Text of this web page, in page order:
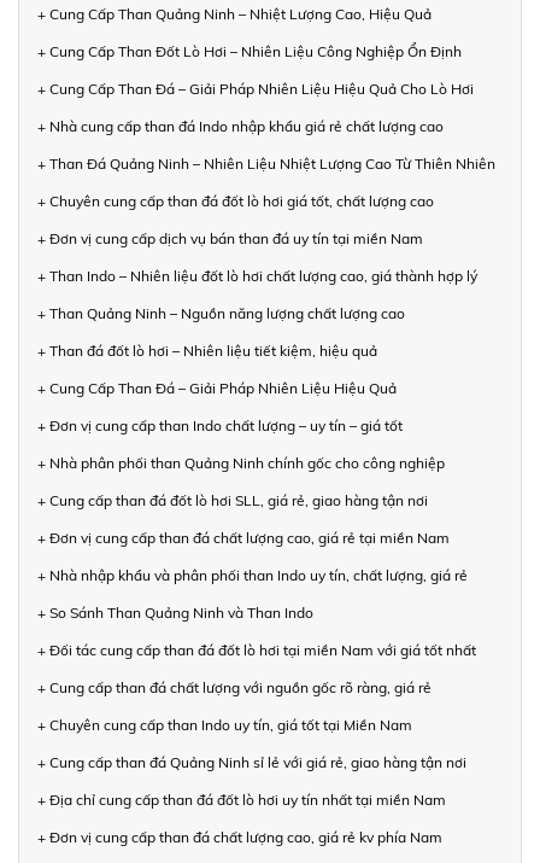
+ Cung Cấp Than Quảng Ninh – Nhiệt Lượng Cao, Hiệu Quả
+ Cung Cấp Than Đốt Lò Hơi – Nhiên Liệu Công Nghiệp Ổn Định
+ Cung Cấp Than Đá – Giải Pháp Nhiên Liệu Hiệu Quả Cho Lò Hơi
+ Nhà cung cấp than đá Indo nhập khẩu giá rẻ chất lượng cao
+ Than Đá Quảng Ninh – Nhiên Liệu Nhiệt Lượng Cao Từ Thiên Nhiên
+ Chuyên cung cấp than đá đốt lò hơi giá tốt, chất lượng cao
+ Đơn vị cung cấp dịch vụ bán than đá uy tín tại miền Nam
+ Than Indo – Nhiên liệu đốt lò hơi chất lượng cao, giá thành hợp lý
+ Than Quảng Ninh – Nguồn năng lượng chất lượng cao
+ Than đá đốt lò hơi – Nhiên liệu tiết kiệm, hiệu quả
+ Cung Cấp Than Đá – Giải Pháp Nhiên Liệu Hiệu Quả
+ Đơn vị cung cấp than Indo chất lượng – uy tín – giá tốt
+ Nhà phân phối than Quảng Ninh chính gốc cho công nghiệp
+ Cung cấp than đá đốt lò hơi SLL, giá rẻ, giao hàng tận nơi
+ Đơn vị cung cấp than đá chất lượng cao, giá rẻ tại miền Nam
+ Nhà nhập khẩu và phân phối than Indo uy tín, chất lượng, giá rẻ
+ So Sánh Than Quảng Ninh và Than Indo
+ Đối tác cung cấp than đá đốt lò hơi tại miền Nam với giá tốt nhất
+ Cung cấp than đá chất lượng với nguồn gốc rõ ràng, giá rẻ
+ Chuyên cung cấp than Indo uy tín, giá tốt tại Miền Nam
+ Cung cấp than đá Quảng Ninh sỉ lẻ với giá rẻ, giao hàng tận nơi
+ Địa chỉ cung cấp than đá đốt lò hơi uy tín nhất tại miền Nam
+ Đơn vị cung cấp than đá chất lượng cao, giá rẻ kv phía Nam